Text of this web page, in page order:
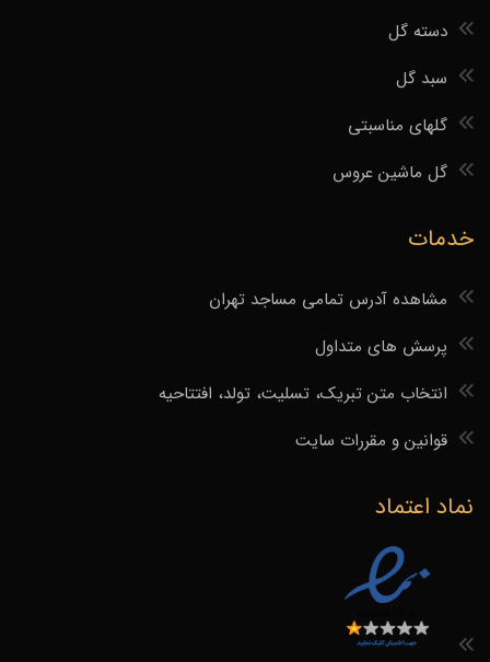
دسته گل
سبد گل
گلهای مناسبتی
گل ماشین عروس
خدمات
مشاهده آدرس تمامی مساجد تهران
پرسش های متداول
انتخاب متن تبریک، تسلیت، تولد، افتتاحیه
قوانین و مقررات سایت
نماد اعتماد